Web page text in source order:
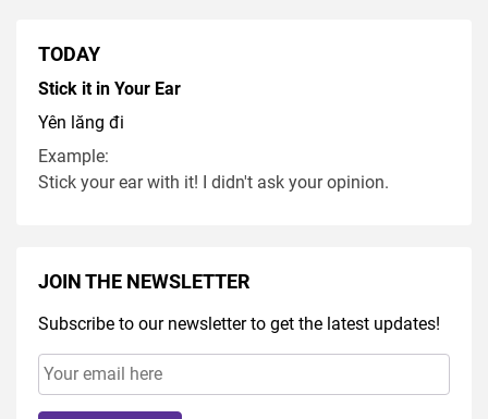
TODAY
Stick it in Your Ear
Yên lăng đi
Example:
Stick your ear with it! I didn't ask your opinion.
JOIN THE NEWSLETTER
Subscribe to our newsletter to get the latest updates!